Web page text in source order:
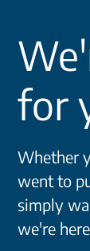
for
Whether
went to
simply
we're